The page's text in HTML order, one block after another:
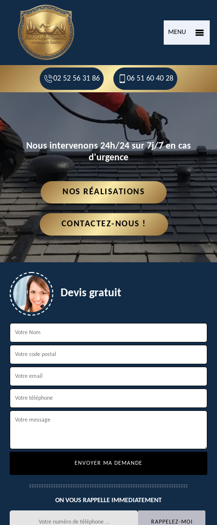
MENU
02 52 56 31 86 06 51 60 40 28
Nous intervenons 24h/24 sur 7j/7 en cas
d'urgence
NOS RÉALISATIONS
CONTACTEZ-NOUS !
Devis gratuit
ON VOUS RAPPELLE IMMEDIATEMENT